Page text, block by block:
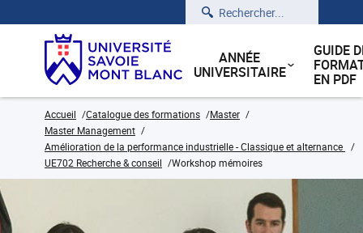
Rechercher
ANNÉE
UNIVERSITAIRE
GUIDE
EN PDF
Accueil Catalogue des formations
Master
Master Management
Amélioration de la performance industrielle - Classique et alternance
UE702 Recherche & conseil
Workshop mémoires